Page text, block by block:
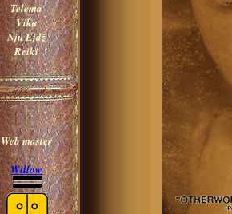
Telema
Vika
Nju Ejdž
Reiki
Web master
Willow